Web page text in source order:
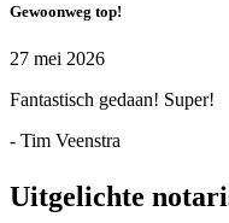
Gewoonweg top!
27 mei 2026
Fantastisch gedaan! Super!
- Tim Veenstra
Uitgelichte